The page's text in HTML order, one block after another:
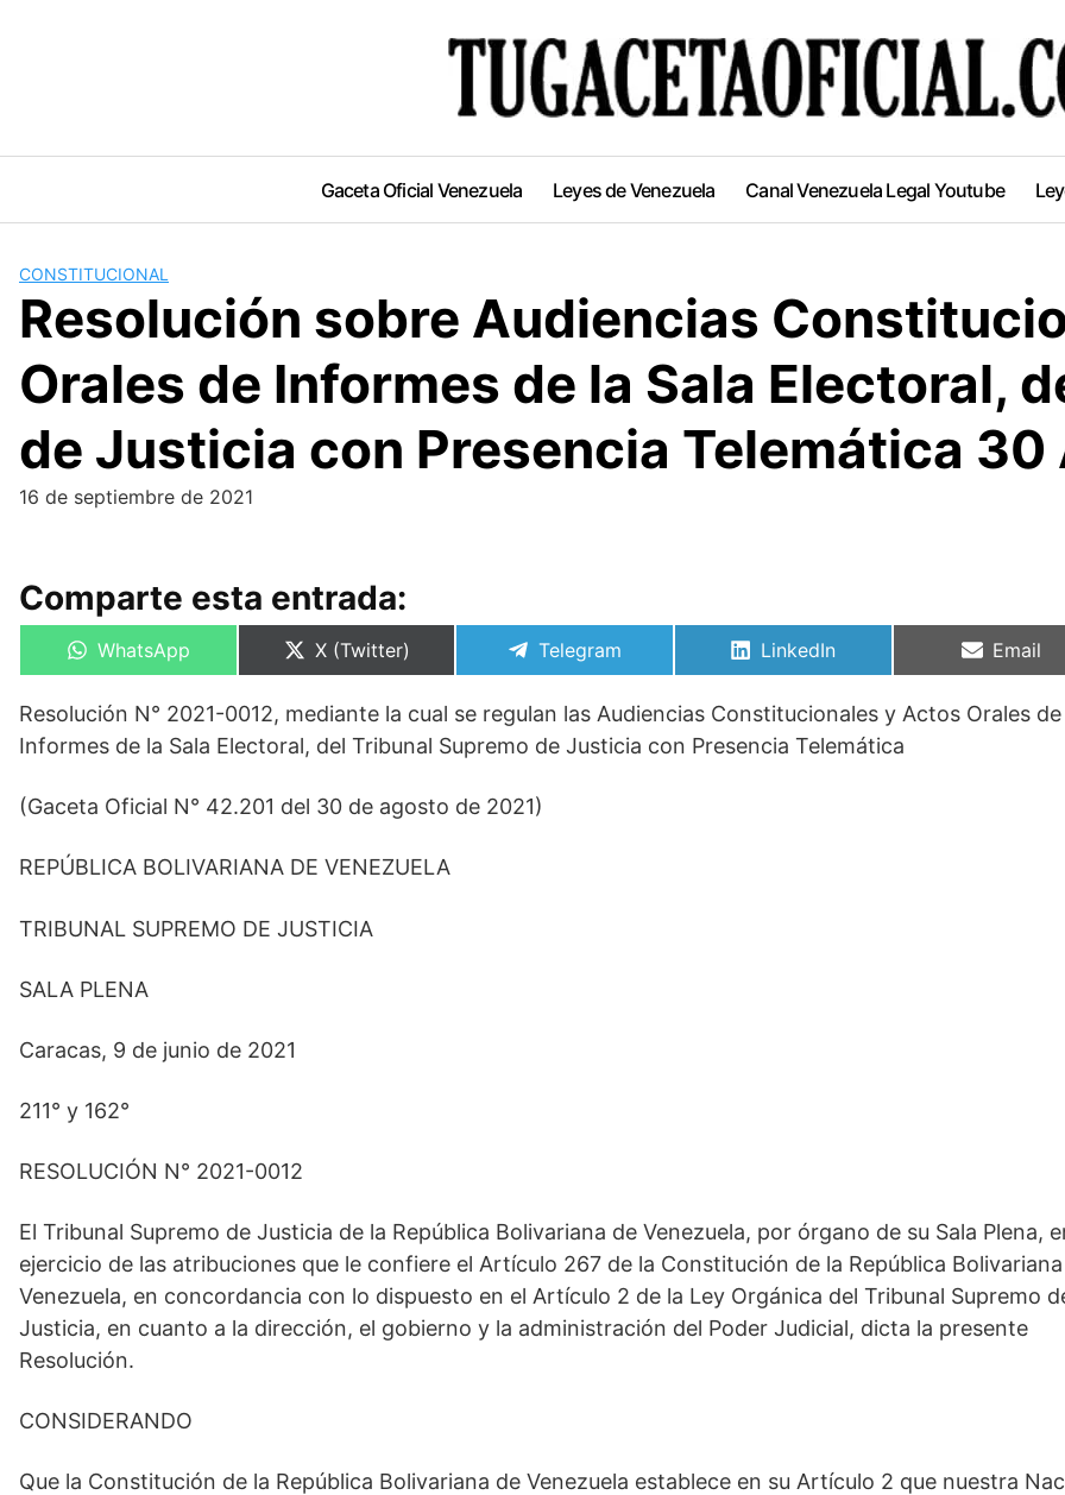
Gaceta Oficial Venezuela Leyes de Venezuela Canal Venezuela Legal Youtube
CONSTITUCIONAL
Resolución sobre Audiencias
Orales de Informes de la Sala Electoral,
de Justicia con Presencia Telemática 30
16 de septiembre de 2021
Comparte esta entrada:
Compartir
WhatsApp
Compartir
X (Twitter)
Compartir
Telegram
Compartir
LinkedIn Email
Resolución N° 2021-0012, mediante la cual se regulan las Audiencias Constitucionales y Actos Orales de
Informes de la Sala Electoral, del Tribunal Supremo de Justicia con Presencia Telemática
(Gaceta Oficial N° 42.201 del 30 de agosto de 2021)
REPÚBLICA BOLIVARIANA DE VENEZUELA
TRIBUNAL SUPREMO DE JUSTICIA
SALA PLENA
Caracas, 9 de junio de 2021
211° y 162°
RESOLUCIÓN N° 2021-0012
El Tribunal Supremo de Justicia de la República Bolivariana de Venezuela, por órgano de su Sala Plena,
ejercicio de las atribuciones que le confiere el Artículo 267 de la Constitución de la República
Venezuela, en concordancia con lo dispuesto en el Artículo 2 de la Ley Orgánica del Tribunal Supremo
Justicia, en cuanto a la dirección, el gobierno y la administración del Poder Judicial, dicta la presente
Resolución.
CONSIDERANDO
Que la Constitución de la República Bolivariana de Venezuela establece en su Artículo 2 que nuestra